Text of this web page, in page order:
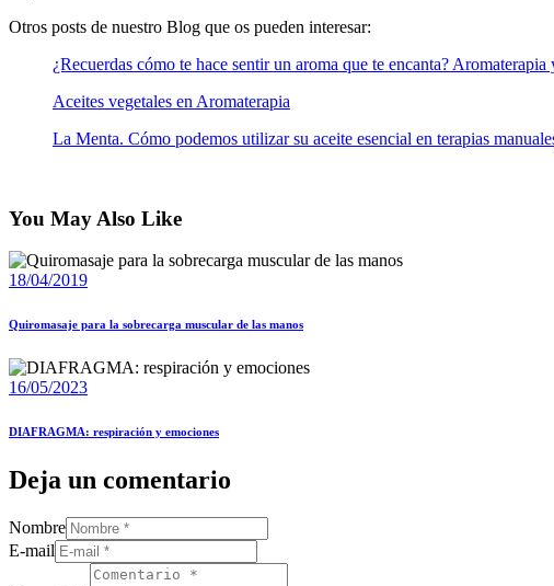
Otros posts de nuestro Blog que os pueden interesar:
¿Recuerdas cómo te hace sentir un aroma que te encanta?
Aceites vegetales en Aromaterapia
La Menta. Cómo podemos utilizar su aceite esencial en terapias
You May Also Like
18/04/2019
Quiromasaje para la sobrecarga muscular de las manos
16/05/2023
DIAFRAGMA: respiración y emociones
Deja un comentario
Nombre
E-mail